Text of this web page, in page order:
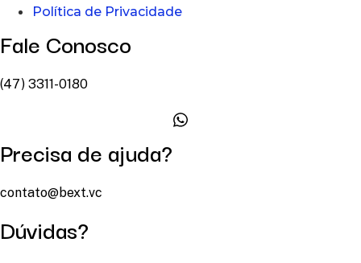
Política de Privacidade
Fale Conosco
(47) 3311-0180
Precisa de ajuda?
contato@bext.vc
Dúvidas?